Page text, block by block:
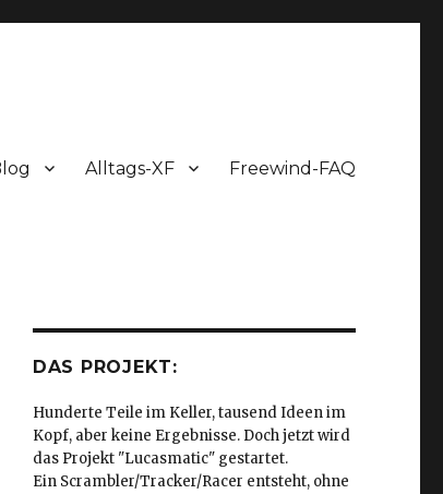
Alltags-XF Freewind-FAQ
DAS PROJEKT:
Hunderte Teile im Keller, tausend Ideen im
Kopf, aber keine Ergebnisse. Doch jetzt wird
das Projekt "Lucasmatic" gestartet.
Ein Scrambler/Tracker/Racer entsteht, ohne